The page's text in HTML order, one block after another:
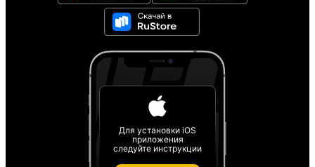
Для установки iOS
приложения
следуйте инструкции